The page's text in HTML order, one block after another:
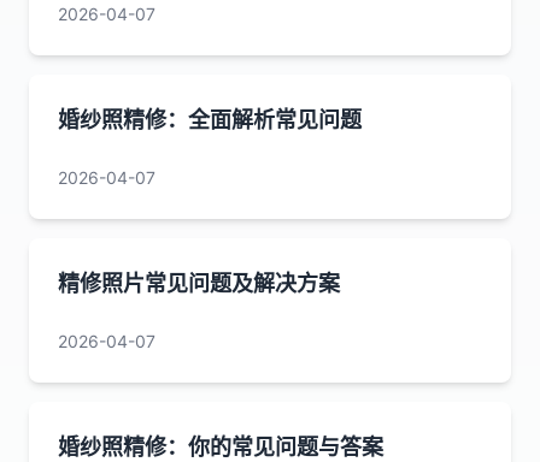
2026-04-07
婚纱照精修：全面解析常见问题
2026-04-07
精修照片常见问题及解决方案
2026-04-07
婚纱照精修：你的常见问题与答案